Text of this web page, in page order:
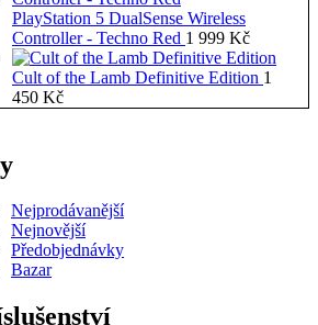
PlayStation 5 DualSense Wireless
Controller - Techno Red 1 999 Kč
Cult of the Lamb Definitive Edition 1
450 Kč
Nejprodávanější
Nejnovější
Předobjednávky
Bazar